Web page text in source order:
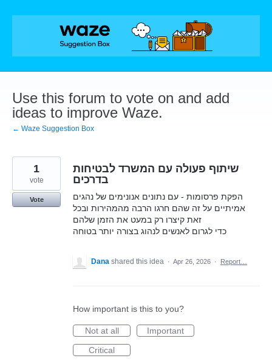
Skip
Use this forum to vote on and add
ideas to improve Waze.
← Waze Suggestion Box
שיתוף פעולה עם המשרד לבטיחות
בדרכים
הפקת פרסומות - עם נתונים אנונימים של נהגים
אמיתיים על זה שהם חרגו הרבה מהמהירות ובכל
זאת קיצרו רק במעט את הזמן שלהם
כדי לגרום לאנשים לנהוג בצורה יותר בטוחה
1
vote
Vote
Dana shared this idea · Apr 26, 2026 · Report…
How important is this to you?
Not at all
Important
Critical